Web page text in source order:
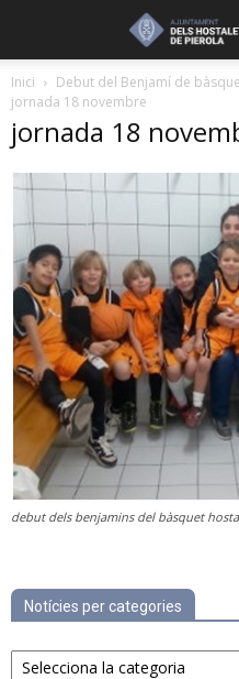
Inici
Debut del Benjamí de
jornada 18 novembre
jornada 18
debut dels benjamins del bàsquet
Notícies per categories
Notícies
per